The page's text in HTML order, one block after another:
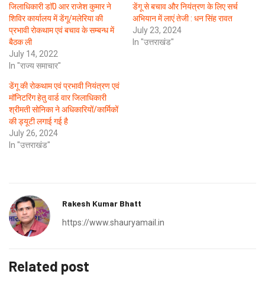
जिलाधिकारी डाॅ0 आर राजेश कुमार ने
शिविर कार्यालय में डेंगू/मलेरिया की
प्रभावी रोकथाम एवं बचाव के सम्बन्ध में
बैठक ली
July 14, 2022
In "राज्य समाचार"
डेंगू से बचाव और नियंत्रण के लिए सर्च
अभियान में लाएं तेजी : धन सिंह रावत
July 23, 2024
In "उत्तराखंड"
डेंगू की रोकथाम एवं प्रभावी नियंत्रण एवं
मॉनिटरिंग हेतु वार्ड वार जिलाधिकारी
श्रीमती सोनिका ने अधिकारियों/कार्मिकों
की ड्यूटी लगाई गई है
July 26, 2024
In "उत्तराखंड"
Rakesh Kumar Bhatt
https://www.shauryamail.in
Related post